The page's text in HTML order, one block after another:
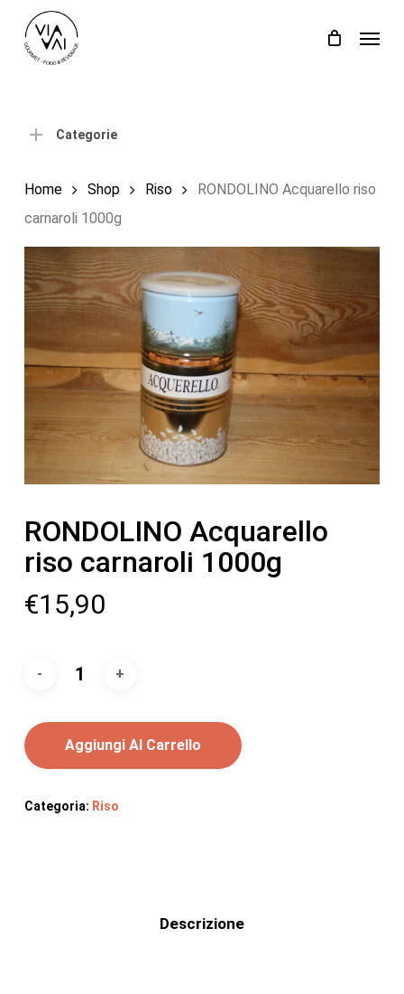
Carrello Close
Categorie
Home Shop Riso
RONDOLINO Acquarello riso
carnaroli 1000g
RONDOLINO Acquarello
riso carnaroli 1000g
€15,90
Aggiungi Al Carrello
Categoria: Riso
Descrizione